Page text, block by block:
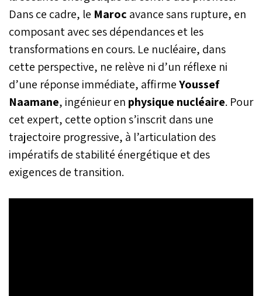
Dans ce cadre, le Maroc avance sans rupture, en
composant avec ses dépendances et les
transformations en cours. Le nucléaire, dans
cette perspective, ne relève ni d’un réflexe ni
d’une réponse immédiate, affirmeYoussef
Naamane, ingénieur en physique nucléaire. Pour
cet expert, cette option s’inscrit dans une
trajectoire progressive, à l’articulation des
impératifs de stabilité énergétique et des
exigences de transition.